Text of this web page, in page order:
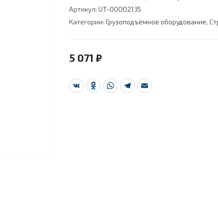
Артикул: UT-00002135
Категории: Грузоподъёмное оборудование,
5 071 ₽
VK Odnoklassniki
WhatsApp
Telegram
Email